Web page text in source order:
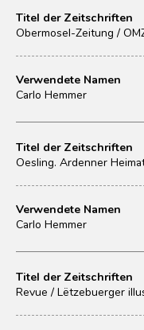
Titel der Zeitschriften
Obermosel-Zeitung /
Verwendete Namen
Carlo Hemmer
Titel der Zeitschriften
Oesling. Ardenner
Verwendete Namen
Carlo Hemmer
Titel der Zeitschriften
Revue / Lëtzebuerger